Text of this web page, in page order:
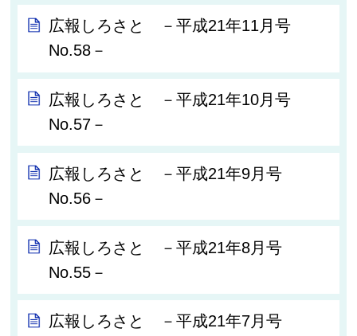
広報しろさと －平成21年11月号
No.58－
広報しろさと －平成21年10月号
No.57－
広報しろさと －平成21年9月号
No.56－
広報しろさと －平成21年8月号
No.55－
広報しろさと －平成21年7月号